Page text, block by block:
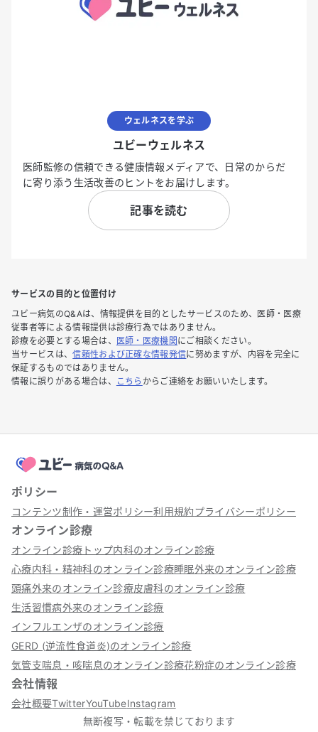
ウェルネスを学ぶ
ユビーウェルネス
医師監修の信頼できる健康情報メディアで、日常のからだ
に寄り添う生活改善のヒントをお届けします。
記事を読む
サービスの目的と位置付け
ユビー病気のQ&Aは、情報提供を目的としたサービスのため、医師・医療
従事者等による情報提供は診療行為ではありません。
診療を必要とする場合は、
医師・医療機関 にご相談ください。
当サービスは、信頼性および正確な情報発信に努めますが、内容を完全に
保証するものではありません。
情報に誤りがある場合は、
こちら からご連絡をお願いいたします。
ポリシー
コンテンツ制作・運営ポリシー利用規約プライバシーポリシー
オンライン診療
オンライン診療トップ内科のオンライン診療
心療内科・精神科のオンライン診療睡眠外来のオンライン診療
頭痛外来のオンライン診療皮膚科のオンライン診療
生活習慣病外来のオンライン診療
インフルエンザのオンライン診療
GERD (逆流性食道炎)のオンライン診療
気管支喘息・咳喘息のオンライン診療花粉症のオンライン診療
会社情報
会社概要TwitterYouTubeInstagram
無断複写・転載を禁じております